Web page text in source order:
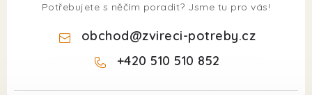
Potřebujete s něčím poradit? Jsme tu pro vás!
obchod@zvireci-potreby.cz
+420 510 510 852